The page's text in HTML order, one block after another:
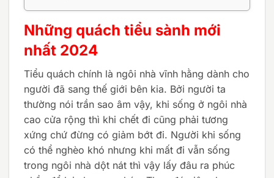
Những quách tiểu sành mới
nhất 2024
Tiểu quách chính là ngôi nhà vĩnh hằng dành cho
người đã sang thế giới bên kia. Bởi người ta
thường nói trần sao âm vậy, khi sống ở ngôi nhà
cao cửa rộng thì khi chết đi cũng phải tương
xứng chứ đừng có giảm bớt đi. Người khi sống
có thể nghèo khó nhưng khi mất đi vẫn sống
trong ngôi nhà dột nát thì vậy lấy đâu ra phúc